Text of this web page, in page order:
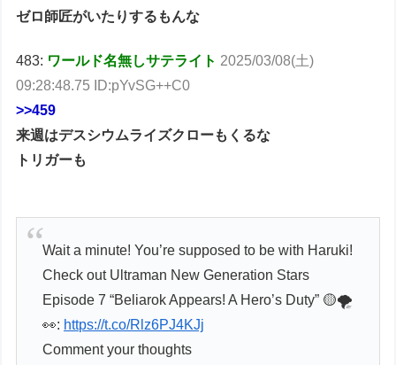
ゼロ師匠がいたりするもんな
483: ワールド名無しサテライト 2025/03/08(土)
09:28:48.75 ID:pYvSG++C0
>>459
来週はデスシウムライズクローもくるな
トリガーも
Wait a minute! You’re supposed to be with Haruki!
Check out Ultraman New Generation Stars
Episode 7 “Beliarok Appears! A Hero’s Duty” 🟡🌪️
👀: https://t.co/Rlz6PJ4KJj
Comment your thoughts